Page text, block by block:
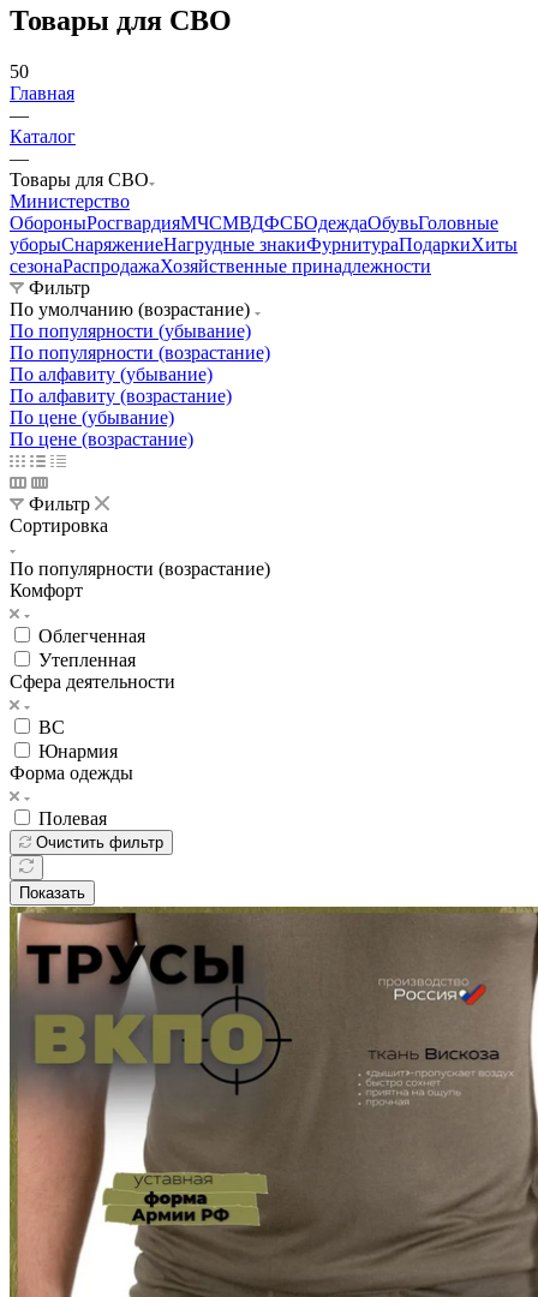
Товары для СВО
50
Главная
—
Каталог
—
Товары для СВО
Министерство
ОбороныРосгвардияМЧСМВДФСБОдеждаОбувьГоловные
уборыСнаряжениеНагрудные знакиФурнитураПодаркиХиты
сезонаРаспродажаХозяйственные принадлежности
Фильтр
По умолчанию (возрастание)
По популярности (убывание)
По популярности (возрастание)
По алфавиту (убывание)
По алфавиту (возрастание)
По цене (убывание)
По цене (возрастание)
Фильтр
Сортировка
По популярности (возрастание)
Комфорт
Облегченная
Утепленная
Сфера деятельности
ВС
Юнармия
Форма одежды
Полевая
Очистить фильтр
Показать